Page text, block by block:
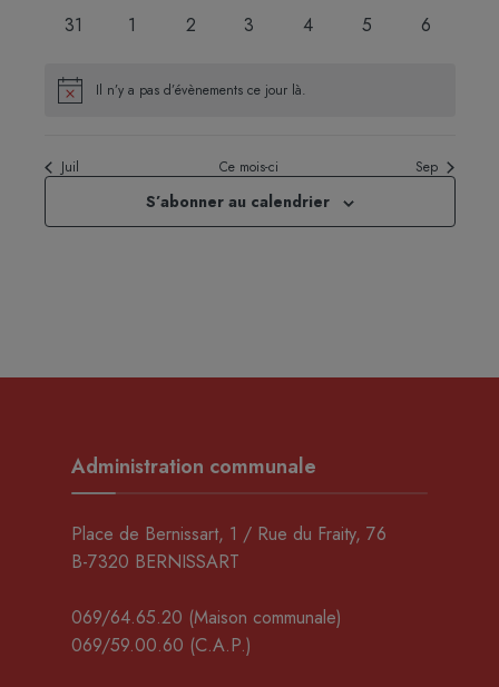
0
31
01
0
2
0
3
0
4
0
5
0
6
Notice Il n’y a pas d’évènements ce jour là.
Juil Ce mois-ci Sep
S’abonner au calendrier
Administration communale
Place de Bernissart, 1 / Rue du Fraity, 76
B-7320 BERNISSART
069/64.65.20 (Maison communale)
069/59.00.60 (C.A.P.)